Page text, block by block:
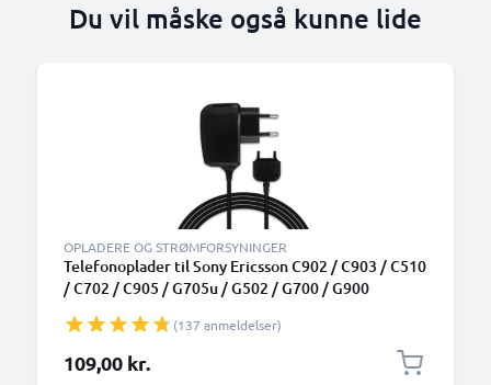
Du vil måske også kunne lide
OPLADERE OG STRØMFORSYNINGER
Telefonoplader til Sony Ericsson C902 / C903 / C510
/ C702 / C905 / G705u / G502 / G700 / G900
(137 anmeldelser)
109,00 kr.